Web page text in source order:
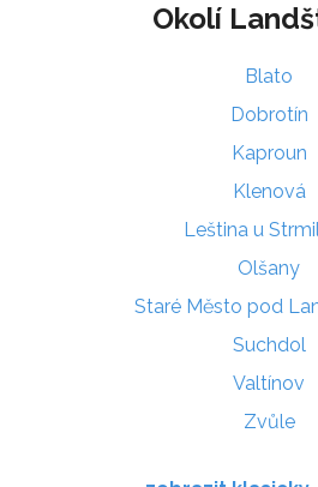
Okolí
Blato
Dobrotín
Kaproun
Klenová
Leština u
Olšany
Staré Město pod
Suchdol
Valtínov
Zvůle